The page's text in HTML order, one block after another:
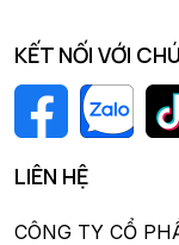
KẾT NỐI VỚI
LIÊN HỆ
CÔNG TY CỔ